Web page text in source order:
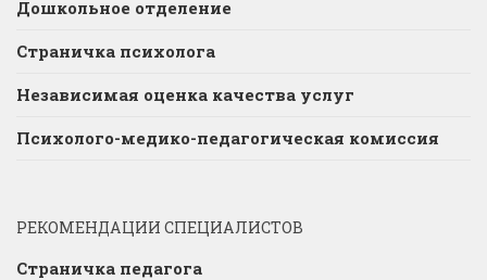
Дошкольное отделение
Страничка психолога
Независимая оценка качества услуг
Психолого-медико-педагогическая комиссия
РЕКОМЕНДАЦИИ СПЕЦИАЛИСТОВ
Страничка педагога